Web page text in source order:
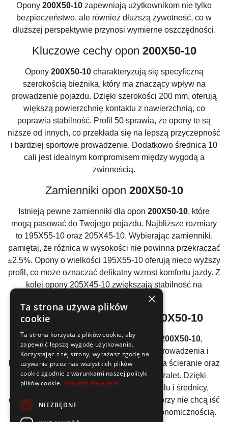
Opony 200X50-10 zapewniają użytkownikom nie tylko
bezpieczeństwo, ale również dłuższą żywotność, co w
dłuższej perspektywie przynosi wymierne oszczędności.
Kluczowe cechy opon 200X50-10
Opony 200X50-10charakteryzują się specyficzną
szerokością bieżnika, który ma znaczący wpływ na
prowadzenie pojazdu. Dzięki szerokości 200 mm, oferują
większą powierzchnię kontaktu z nawierzchnią, co
poprawia stabilność. Profil 50 sprawia, że opony te są
niższe od innych, co przekłada się na lepszą przyczepność
i bardziej sportowe prowadzenie. Dodatkowo średnica 10
cali jest idealnym kompromisem między wygodą a
zwinnością.
Zamienniki opon 200X50-10
Istnieją pewne zamienniki dla opon 200X50-10, które
mogą pasować do Twojego pojazdu. Najbliższe rozmiary
to 195X55-10 oraz 205X45-10. Wybierając zamienniki,
pamiętaj, że różnica w wysokości nie powinna przekraczać
±2.5%. Opony o wielkości 195X55-10 oferują nieco wyższy
profil, co może oznaczać delikatny wzrost komfortu jazdy. Z
kolei opony 205X45-10 zwiększają stabilność na
Zalety opon z rozmiarem 200X50-10
Decydując się na opony w rozmiarze 200X50-10,
zyskujesz przede wszystkim pewność prowadzenia i
komfort użytkowania. Wysoka odporność na ścieranie oraz
łatwość montażu to tylko niektóre z ich zalet. Dzięki
unikalnemu połączeniu szerokości, profilu i średnicy,
opony te są idealną inwestycją dla tych, którzy nie chcą iść
na kompromisy między wydajnością a ekonomicznością.
×
Ta strona używa plików
cookie
Ta strona korzysta z plików cookie, aby
zapewnić lepszą wygodę użytkowania.
Korzystając z tej strony, wyrażasz zgodę na
używanie przez nas wszystkich plików
cookie zgodnie z warunkami naszej polityki
plików cookie. Dowiedz się więcej
NIEZBĘDNE